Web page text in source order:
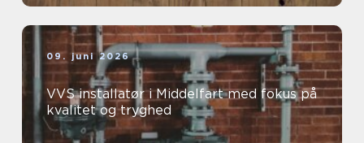
09. juni 2026
VVS installatør i Middelfart med fokus på
kvalitet og tryghed